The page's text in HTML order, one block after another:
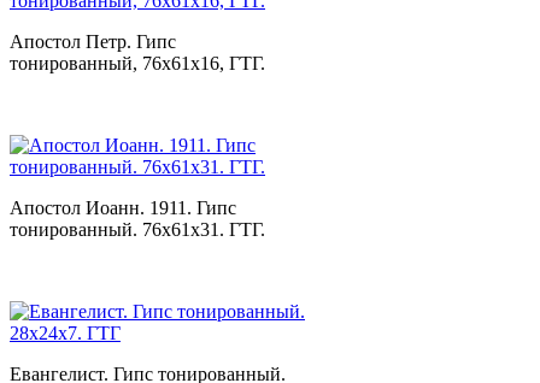
Апостол Петр. Гипс
тонированный, 76х61х16, ГТГ.
Апостол Иоанн. 1911. Гипс
тонированный. 76х61х31. ГТГ.
Евангелист. Гипс тонированный.